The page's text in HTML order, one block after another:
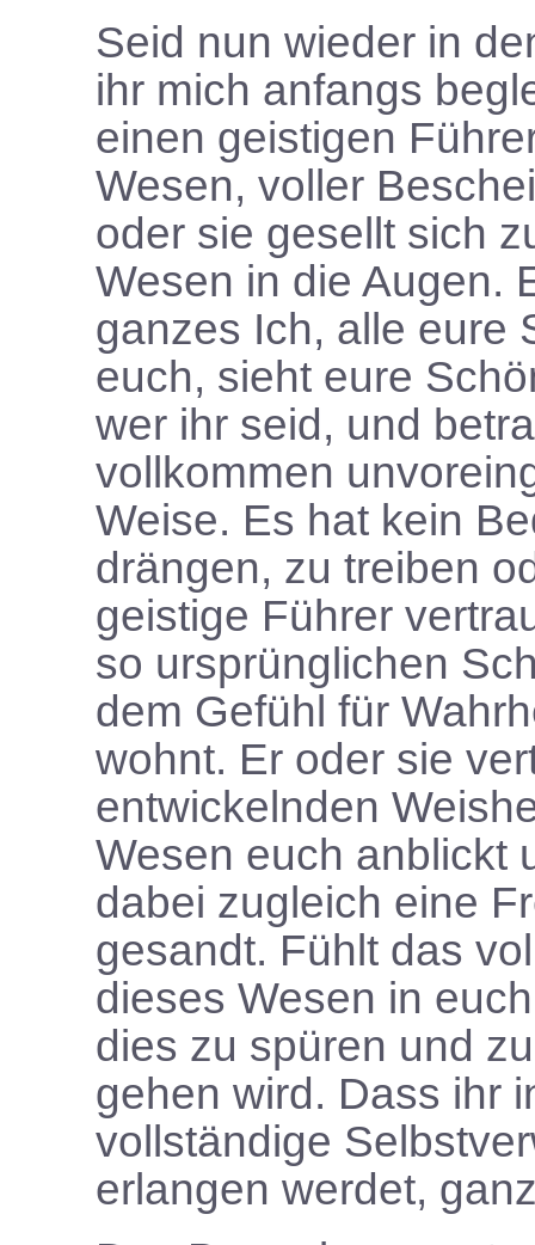
Seid nun wieder in
ihr mich anfangs
einen geistigen
Wesen, voller
oder sie gesellt sich
Wesen in die Augen.
ganzes Ich, alle eure
euch, sieht eure
wer ihr seid, und
vollkommen
Weise. Es hat kein
drängen, zu treiben
geistige Führer
so ursprünglichen
dem Gefühl für
wohnt. Er oder sie
entwickelnden
Wesen euch anblickt
dabei zugleich eine
gesandt. Fühlt das
dieses Wesen in
dies zu spüren und
gehen wird. Dass ihr
vollständige
erlangen werdet,